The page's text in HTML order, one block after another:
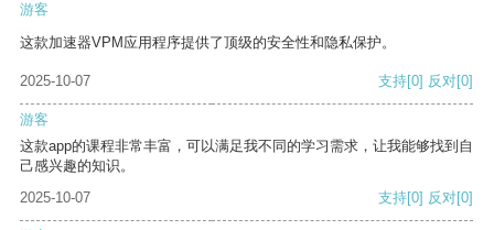
游客
这款加速器VPM应用程序提供了顶级的安全性和隐私保护。
2025-10-07 支持[0] 反对[0]
游客
这款app的课程非常丰富，可以满足我不同的学习需求，让我能够找到自
己感兴趣的知识。
2025-10-07
支持[0] 反对[0]